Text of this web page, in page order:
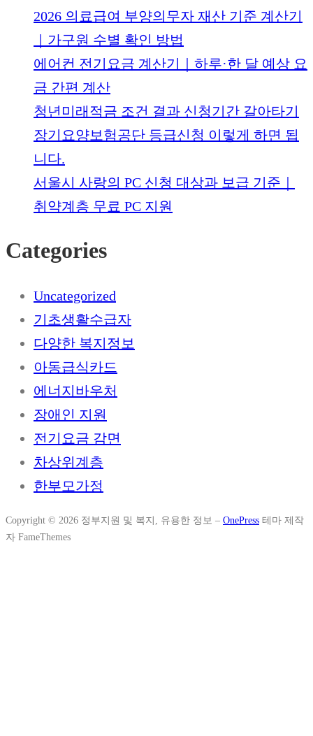
2026 의료급여 부양의무자 재산 기준 계산기
｜가구원 수별 확인 방법
에어컨 전기요금 계산기｜하루·한 달 예상 요
금 간편 계산
청년미래적금 조건 결과 신청기간 갈아타기
장기요양보험공단 등급신청 이렇게 하면 됩
니다.
서울시 사랑의 PC 신청 대상과 보급 기준｜
취약계층 무료 PC 지원
Categories
Uncategorized
기초생활수급자
다양한 복지정보
아동급식카드
에너지바우처
장애인 지원
전기요금 감면
차상위계층
한부모가정
Copyright © 2026 정부지원 및 복지, 유용한 정보 – OnePress 테마 제작
자 FameThemes